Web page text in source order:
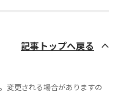
記事トップへ戻る
変更される場合がありますの